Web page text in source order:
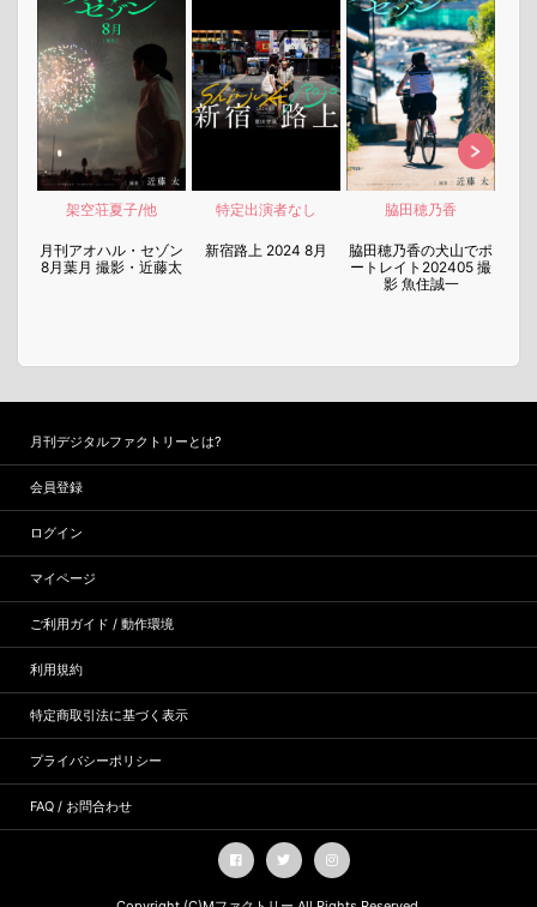
架空荘夏子/他
月刊アオハル・セゾン
8月葉月 撮影・近藤太
特定出演者なし
新宿路上 2024 8月
脇田穂乃香
脇田穂乃香の犬山でポ
ートレイト202405 撮
影 魚住誠一
月刊デジタルファクトリーとは?
会員登録
ログイン
マイページ
ご利用ガイド / 動作環境
利用規約
特定商取引法に基づく表示
プライバシーポリシー
FAQ / お問合わせ